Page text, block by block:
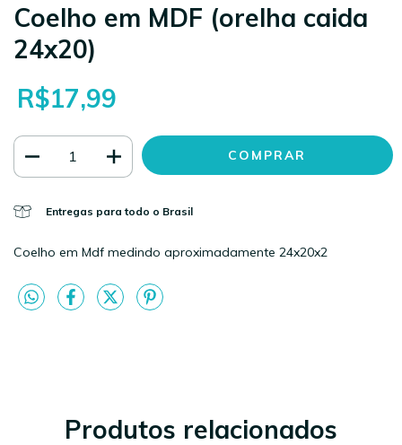
Coelho em MDF (orelha caida
24x20)
R$17,99
Entregas para todo o Brasil
Coelho em Mdf medindo aproximadamente 24x20x2
Produtos relacionados